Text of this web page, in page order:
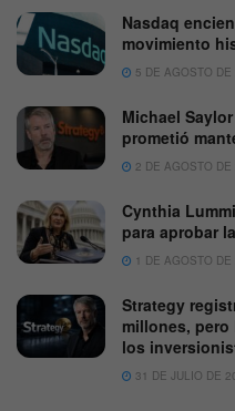
Nasdaq
movimiento
5 DE AGOSTO DE
Michael
prometió
2 DE AGOSTO DE
Cynthia
para aprobar
1 DE AGOSTO DE
Strategy
millones,
los
31 DE JULIO DE